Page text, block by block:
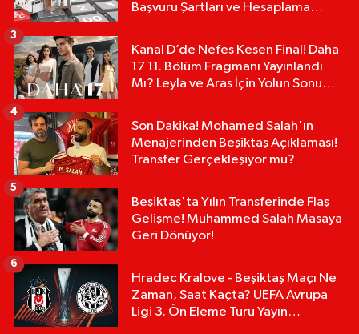
Başvuru Şartları ve Hesaplama
Kanal D’de Nefes Kesen Final! Daha
17 11. Bölüm Fragmanı Yayınlandı
Mı? Leyla ve Aras İçin Yolun Sonu
3
Son Dakika! Mohamed Salah'ın
Menajerinden Beşiktaş Açıklaması!
Transfer Gerçekleşiyor mu?
4
Beşiktaş'ta Yılın Transferinde Flaş
Gelişme! Muhammed Salah Masaya
Geri Dönüyor!
5
Hradec Kralove - Beşiktaş Maçı Ne
Zaman, Saat Kaçta? UEFA Avrupa
Ligi 3. Ön Eleme Turu Yayın
6